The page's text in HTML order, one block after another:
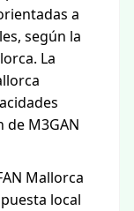
a
según la
La
de M3GAN
Mallorca
local